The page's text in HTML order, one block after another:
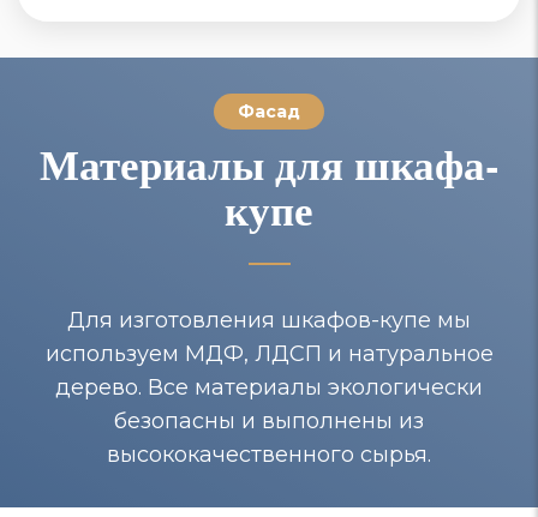
Фасад
Материалы для шкафа-
купе
Для изготовления шкафов-купе мы
используем МДФ, ЛДСП и натуральное
дерево. Все материалы экологически
безопасны и выполнены из
высококачественного сырья.